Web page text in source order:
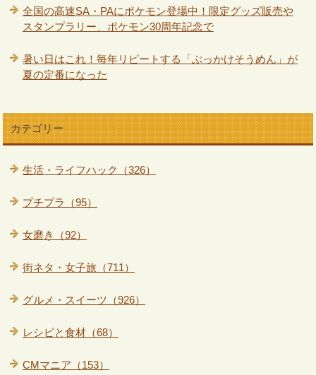
全国の高速SA・PAにポケモン登場中！限定グッズ販売や
スタンプラリー、ポケモン30周年記念で
暑い日はこれ！毎年リピートする「ぶっかけそうめん」が
夏の定番になった
カテゴリー
生活・ライフハック（326）
プチプラ（95）
女磨き（92）
街ネタ・女子旅（711）
グルメ・スイーツ（926）
レシピと食材（68）
CMマニア（153）